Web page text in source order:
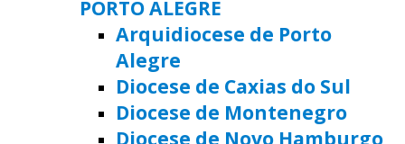
PORTO ALEGRE
Arquidiocese de Porto
Alegre
Diocese de Caxias do Sul
Diocese de Montenegro
Diocese de Novo Hamburgo